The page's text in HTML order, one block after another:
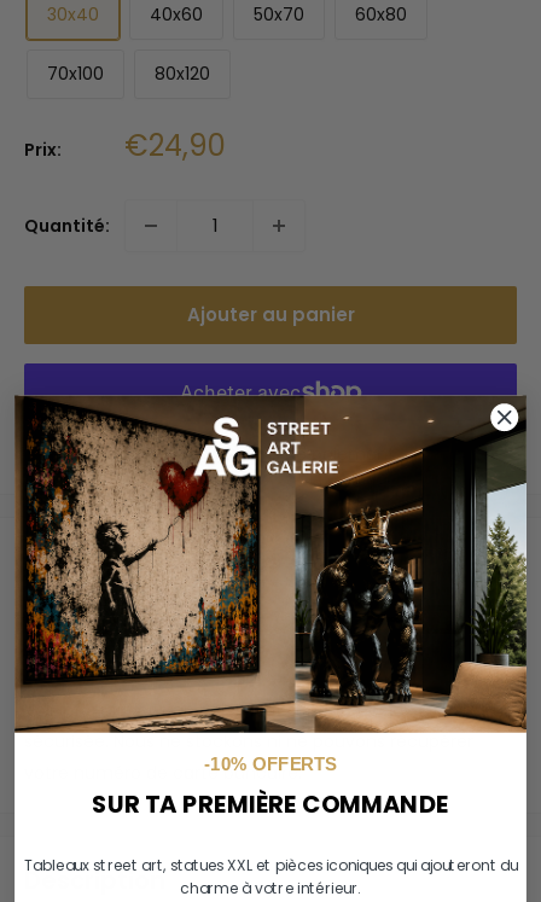
30x40
40x60 50x70 60x80
70x100 80x120
Prix: Prix
réduit
€24,90
Quantité:
Ajouter au panier
Plus de moyens de paiement
Paiements sécurisés
Vos informations de paiement sont gérées de manière
sécurisée. Nous ne stockons ni ne pouvons récupérer
votre numéro de carte bancaire.
Description
-10% OFFERTS
SUR TA PREMIÈRE COMMANDE
Tableaux street art, statues XXL et pièces iconiques qui ajouteront du
charme à votre intérieur.